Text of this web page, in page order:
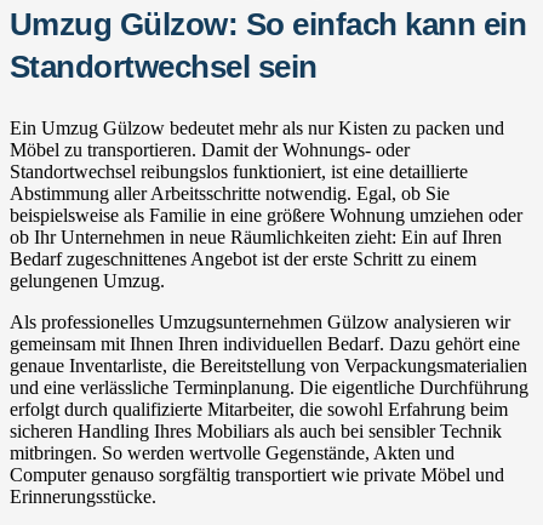
Umzug Gülzow: So einfach kann ein
Standortwechsel sein
Ein Umzug Gülzow bedeutet mehr als nur Kisten zu packen und
Möbel zu transportieren. Damit der Wohnungs- oder
Standortwechsel reibungslos funktioniert, ist eine detaillierte
Abstimmung aller Arbeitsschritte notwendig. Egal, ob Sie
beispielsweise als Familie in eine größere Wohnung umziehen oder
ob Ihr Unternehmen in neue Räumlichkeiten zieht: Ein auf Ihren
Bedarf zugeschnittenes Angebot ist der erste Schritt zu einem
gelungenen Umzug.
Als professionelles Umzugsunternehmen Gülzow analysieren wir
gemeinsam mit Ihnen Ihren individuellen Bedarf. Dazu gehört eine
genaue Inventarliste, die Bereitstellung von Verpackungsmaterialien
und eine verlässliche Terminplanung. Die eigentliche Durchführung
erfolgt durch qualifizierte Mitarbeiter, die sowohl Erfahrung beim
sicheren Handling Ihres Mobiliars als auch bei sensibler Technik
mitbringen. So werden wertvolle Gegenstände, Akten und
Computer genauso sorgfältig transportiert wie private Möbel und
Erinnerungsstücke.